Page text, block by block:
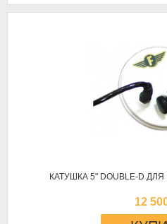
КАТУШКА 5" DOUBLE-D ДЛЯ
12